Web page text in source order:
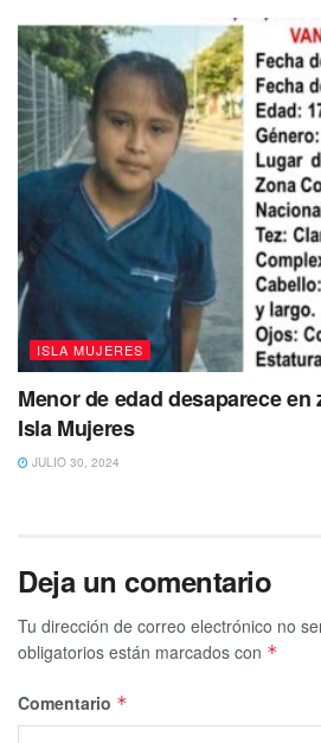
ISLA MUJERES
Menor de edad desaparece
Isla Mujeres
JULIO 30, 2024
Deja un comentario
Tu dirección de correo electrónico no
obligatorios están marcados con *
Comentario *